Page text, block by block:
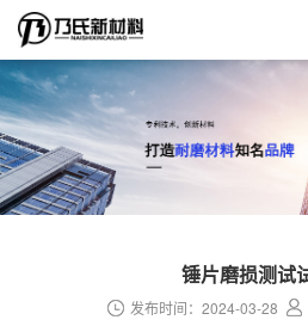
锤片磨损测试
发布时间：2024-03-28